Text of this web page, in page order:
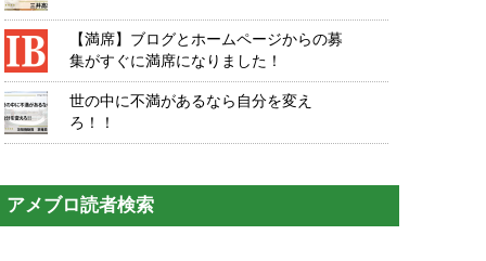
【満席】ブログとホームページからの募
集がすぐに満席になりました！
世の中に不満があるなら自分を変え
ろ！！
アメブロ読者検索